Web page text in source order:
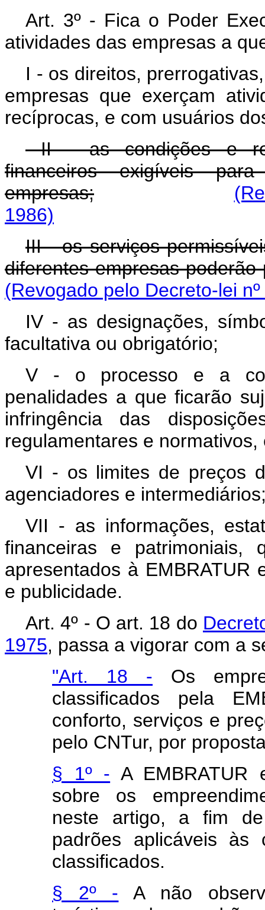
Art. 3º - Fica o Poder
atividades das empresas a
I - os direitos,
empresas que exerçam
recíprocas, e com usuários
II - as condições e
financeiros exigíveis
empresas;
1986)
III - os serviços
diferentes empresas
(Revogado pelo Decreto-lei
IV - as designações,
facultativa ou obrigatório;
V - o processo e a
penalidades a que ficarão
infringência das
regulamentares e
VI - os limites de preços
agenciadores e
VII - as informações,
financeiras e patrimoniais,
apresentados à EMBRATUR
e publicidade.
Art. 4º - O art. 18 do
1975, passa a vigorar com a
"Art. 18 - Os
classificados pela
conforto, serviços e
pelo CNTur, por
§ 1º - A EMBRATUR
sobre os
neste artigo, a fim
padrões aplicáveis às
classificados.
§ 2º - A não